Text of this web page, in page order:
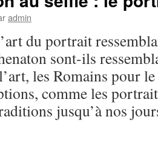
admin
du portrait
sont-ils
les Romains pour
comme les
jusqu’à nos